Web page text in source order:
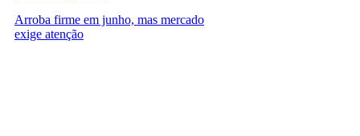
Arroba firme em junho, mas mercado
exige atenção